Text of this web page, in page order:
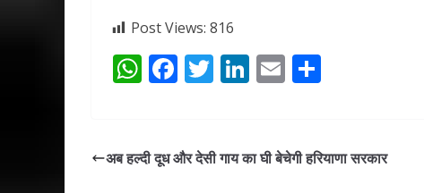
Post Views: 816
W
s
F
b
T
er
Li
e
E
l e
अब हल्दी दूध और देसी गाय का घी बेचेगी हरियाणा सरकार